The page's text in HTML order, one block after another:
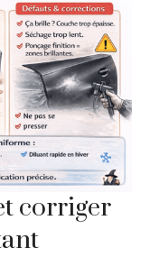
corriger